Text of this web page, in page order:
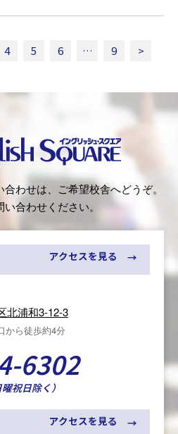
4 5 6 … 9 >
・スクエア（English
）
わせは、ご希望校舎へどうぞ。
合わせください。
北浦和3-12-3
から徒歩約4分
6302
祝日除く）
アクセスを見る
アクセスを見る